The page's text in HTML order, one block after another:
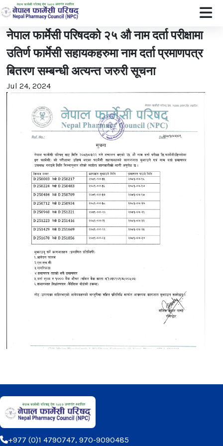
नेपाल फार्मेसी परिषदको २५ औ नाम दर्ता परीक्षामा
उतिर्ण फार्मेसी सहायकहरुमा नाम दर्ता प्रमाणपत्र
बितरण सम्बन्धी अत्यन्त जरुरी सूचना
Jul 24, 2024
+977 (0)1 4790747, 970-9090485